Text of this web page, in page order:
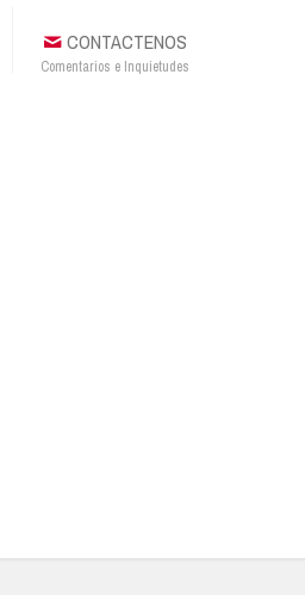
CONTACTENOS
Comentarios e Inquietudes